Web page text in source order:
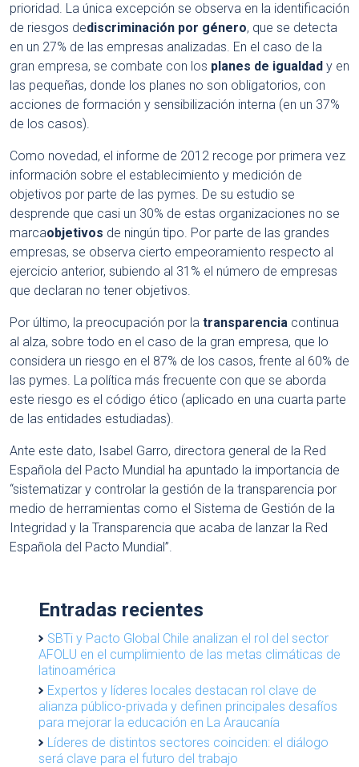
prioridad. La única excepción se observa en la identificación
de riesgos dediscriminación por género, que se detecta
en un 27% de las empresas analizadas. En el caso de la
gran empresa, se combate con los planes de igualdad y en
las pequeñas, donde los planes no son obligatorios, con
acciones de formación y sensibilización interna (en un 37%
de los casos).
Como novedad, el informe de 2012 recoge por primera vez
información sobre el establecimiento y medición de
objetivos por parte de las pymes. De su estudio se
desprende que casi un 30% de estas organizaciones no se
marcaobjetivos de ningún tipo. Por parte de las grandes
empresas, se observa cierto empeoramiento respecto al
ejercicio anterior, subiendo al 31% el número de empresas
que declaran no tener objetivos.
Por último, la preocupación por la transparencia continua
al alza, sobre todo en el caso de la gran empresa, que lo
considera un riesgo en el 87% de los casos, frente al 60% de
las pymes. La política más frecuente con que se aborda
este riesgo es el código ético (aplicado en una cuarta parte
de las entidades estudiadas).
Ante este dato, Isabel Garro, directora general de la Red
Española del Pacto Mundial ha apuntado la importancia de
“sistematizar y controlar la gestión de la transparencia por
medio de herramientas como el Sistema de Gestión de la
Integridad y la Transparencia que acaba de lanzar la Red
Española del Pacto Mundial”.
Entradas recientes
SBTi y Pacto Global Chile analizan el rol del sector
AFOLU en el cumplimiento de las metas climáticas de
latinoamérica
Expertos y líderes locales destacan rol clave de
alianza público-privada y definen principales desafíos
para mejorar la educación en La Araucanía
Líderes de distintos sectores coinciden: el diálogo
será clave para el futuro del trabajo